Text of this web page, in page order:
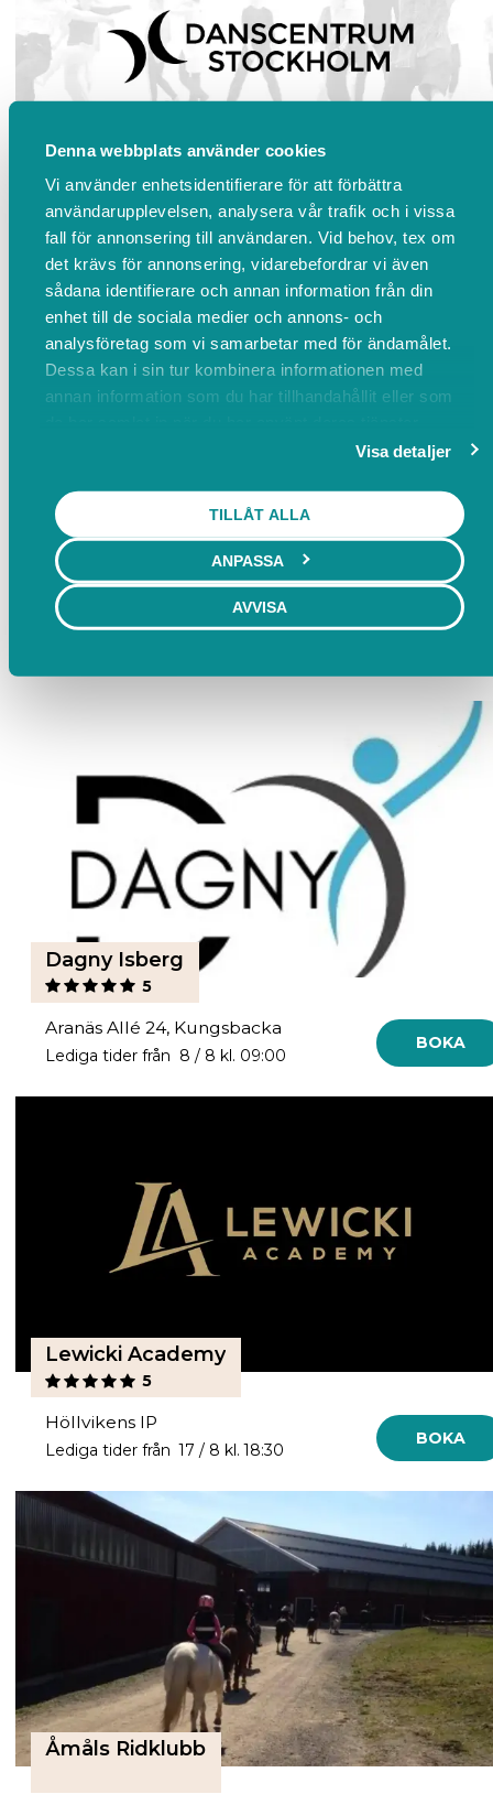
Denna webbplats använder cookies
Vi använder enhetsidentifierare för att förbättra
användarupplevelsen, analysera vår trafik och i vissa
fall för annonsering till användaren. Vid behov, tex om
det krävs för annonsering, vidarebefordrar vi även
sådana identifierare och annan information från din
enhet till de sociala medier och annons- och
analysföretag som vi samarbetar med för ändamålet.
Dessa kan i sin tur kombinera informationen med
annan information som du har tillhandahållit eller som
Visa detaljer
TILLÅT ALLA
ANPASSA
AVVISA
Danscentrum Stockholm
c/o MDT, Slupskjulsvägen 30,
Stockholm
BOKA
4,9
Stockholm
Dagny Isberg
5
Aranäs Allé 24, Kungsbacka
Lediga tider från 8 / 8 kl. 09:00
BOKA
Lewicki Academy
5
Höllvikens IP
Lediga tider från 17 / 8 kl. 18:30
BOKA
Åmåls Ridklubb